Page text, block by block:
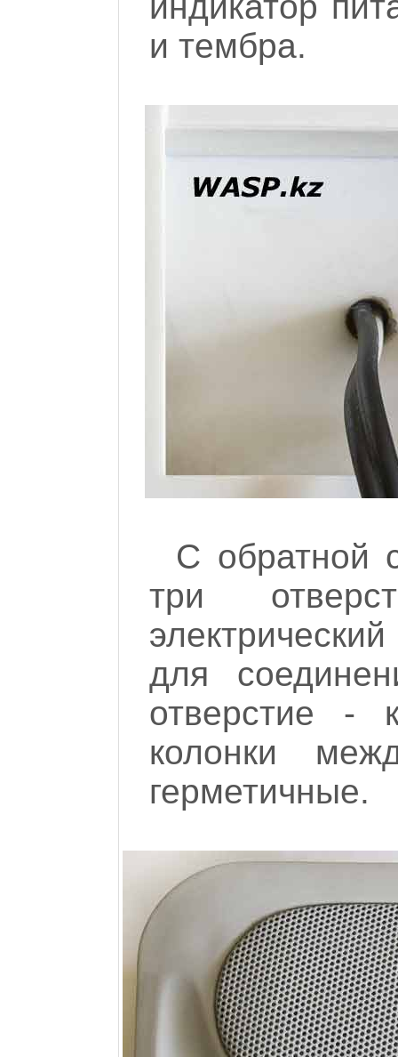
и тембра.
С обратной
три
для
отверстие -
колонки
герметичные.